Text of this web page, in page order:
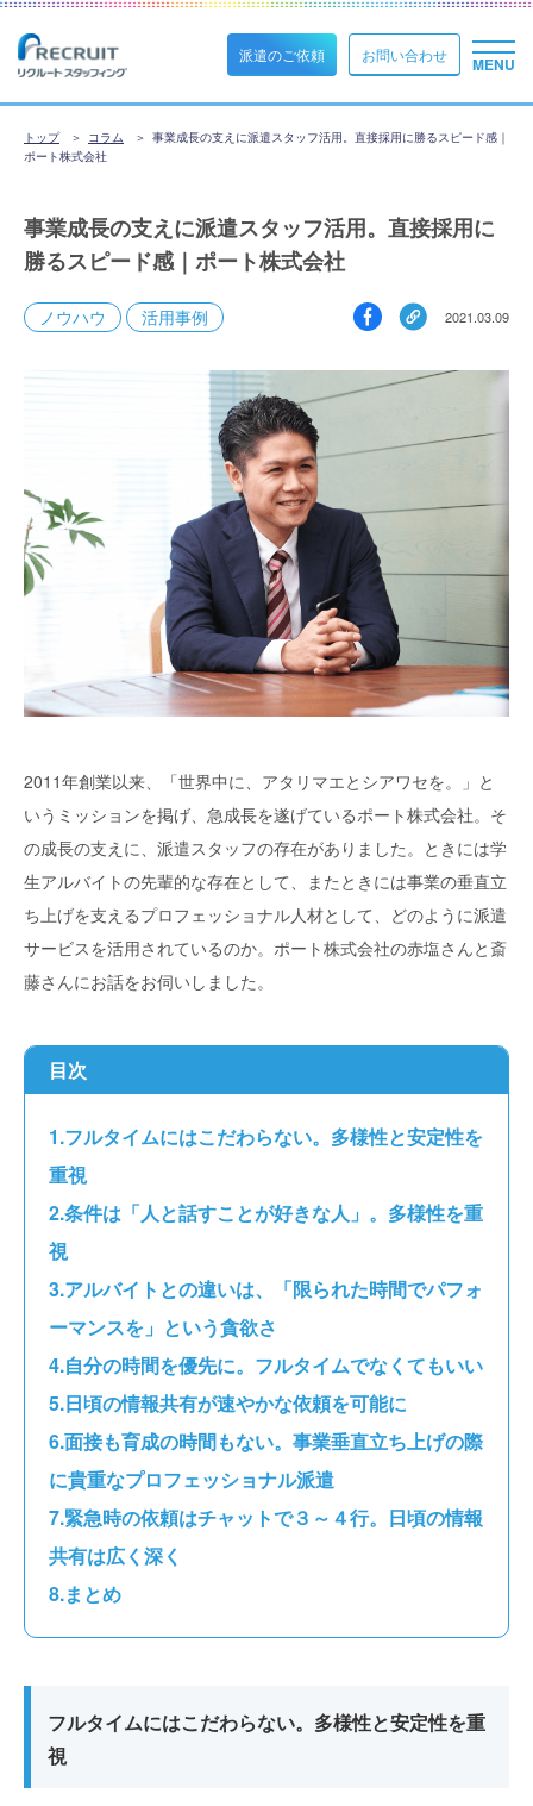
派遣のご依頼 お問い合わせ
トップ コラム
事業成長の支えに派遣スタッフ活用。直接採用に勝るスピード感｜
ポート株式会社
事業成長の支えに派遣スタッフ活用。直接採用に
勝るスピード感｜ポート株式会社
ノウハウ 活用事例 2021.03.09
2011年創業以来、「世界中に、アタリマエとシアワセを。」と
いうミッションを掲げ、急成長を遂げているポート株式会社。そ
の成長の支えに、派遣スタッフの存在がありました。ときには学
生アルバイトの先輩的な存在として、またときには事業の垂直立
ち上げを支えるプロフェッショナル人材として、どのように派遣
サービスを活用されているのか。ポート株式会社の赤塩さんと斎
藤さんにお話をお伺いしました。
目次
フルタイムにはこだわらない。多様性と安定性を
重視
条件は「人と話すことが好きな人」。多様性を重
視
アルバイトとの違いは、「限られた時間でパフォ
ーマンスを」という貪欲さ
自分の時間を優先に。フルタイムでなくてもいい
日頃の情報共有が速やかな依頼を可能に
面接も育成の時間もない。事業垂直立ち上げの際
に貴重なプロフェッショナル派遣
緊急時の依頼はチャットで３～４行。日頃の情報
共有は広く深く
まとめ
フルタイムにはこだわらない。多様性と安定性を重
視